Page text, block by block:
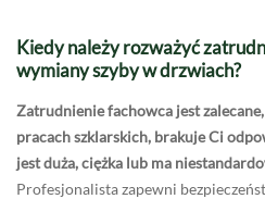
Kiedy należy rozważyć
wymiany szyby w drzwiach?
Zatrudnienie fachowca jest
pracach szklarskich, brakuje Ci
jest duża, ciężka lub ma
Profesjonalista zapewni